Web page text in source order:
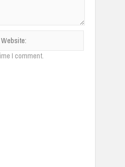
I comment.